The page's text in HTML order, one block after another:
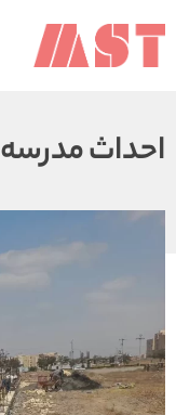
احداث مدرسه 9 کلاسه محله 32